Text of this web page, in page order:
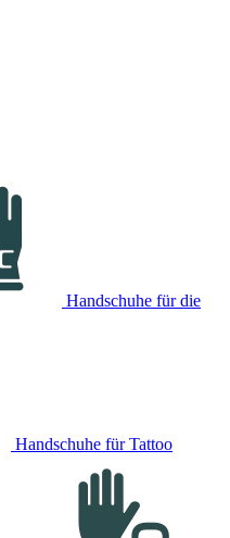
Handschuhe für die
Handschuhe für Tattoo